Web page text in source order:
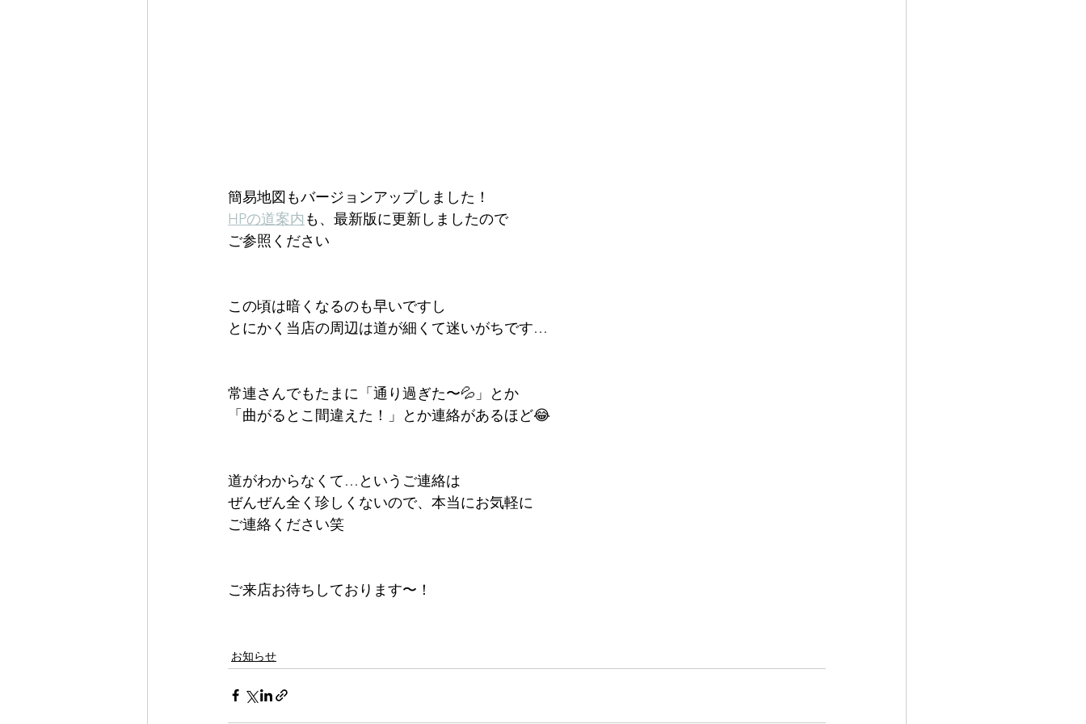
簡易地図もバージョンアップしました！
HPの道案内 も、最新版に更新しましたので
ご参照ください
この頃は暗くなるのも早いですし
とにかく当店の周辺は道が細くて迷いがちです…
常連さんでもたまに「通り過ぎた〜💦」とか
「曲がるとこ間違えた！」とか連絡があるほど😂
道がわからなくて…というご連絡は
ぜんぜん全く珍しくないので、本当にお気軽に
ご連絡ください笑
ご来店お待ちしております〜！
お知らせ